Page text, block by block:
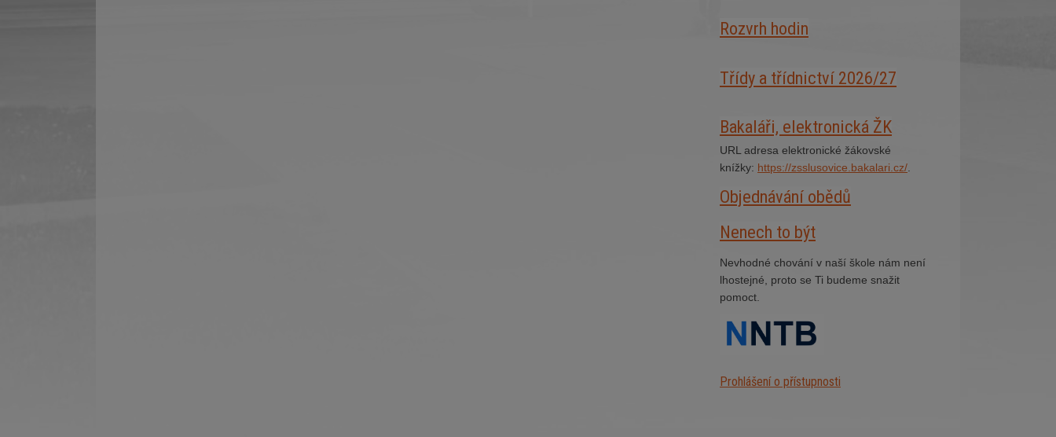
Rozvrh hodin
Třídy a třídnictví 2026/27
Bakaláři, elektronická ŽK
URL adresa elektronické žákovské
knížky: https://zsslusovice.bakalari.cz/
Objednávání obědů
Nenech to být
Nevhodné chování v naší škole nám není
lhostejné, proto se Ti budeme snažit
pomoct.
Prohlášení o přístupnosti